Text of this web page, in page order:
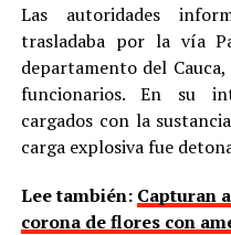
Las autoridades
trasladaba por la vía
departamento del
funcionarios. En su
cargados con la
carga explosiva fue
Lee también: Capturan
corona de flores con